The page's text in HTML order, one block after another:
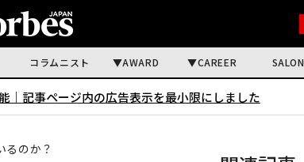
コラムニスト AWARD CAREER SALON
｜ 記事ページ内の広告表示を最小限にしました
のか？